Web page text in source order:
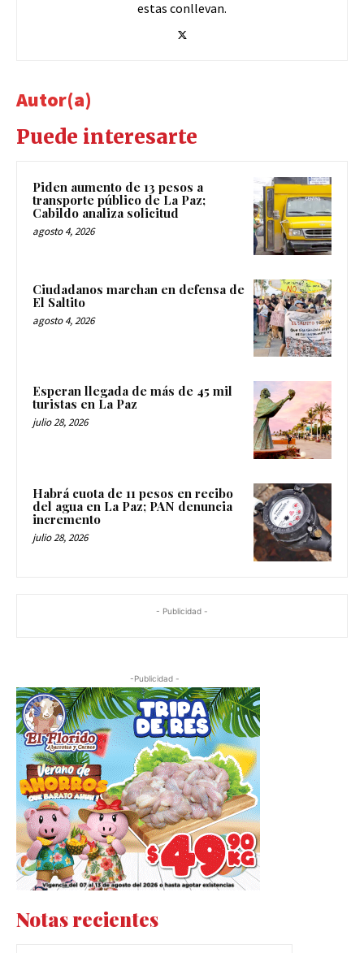
estas conllevan.
Autor(a)
Puede interesarte
Piden aumento de 13 pesos a
transporte público de La Paz;
Cabildo analiza solicitud
agosto 4, 2026
Ciudadanos marchan en defensa de
El Saltito
agosto 4, 2026
Esperan llegada de más de 45 mil
turistas en La Paz
julio 28, 2026
Habrá cuota de 11 pesos en recibo
del agua en La Paz; PAN denuncia
incremento
julio 28, 2026
- Publicidad -
-Publicidad -
Notas recientes